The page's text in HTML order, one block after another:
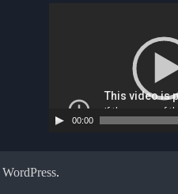
00:00
WordPress.